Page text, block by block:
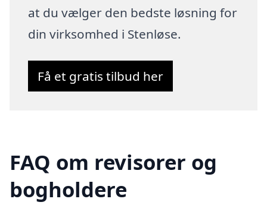
at du vælger den bedste løsning for
din virksomhed i Stenløse.
Få et gratis tilbud her
FAQ om revisorer og
bogholdere